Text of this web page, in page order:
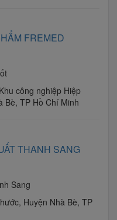
FREMED
công nghiệp Hiệp
Bè, TP Hồ Chí Minh
THANH SANG
Sang
Huyện Nhà Bè, TP